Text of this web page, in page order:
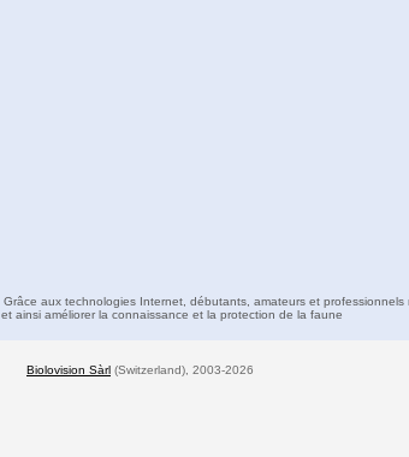
aux technologies Internet, débutants, amateurs et professionnels
ainsi améliorer la connaissance et la protection de la faune
Biolovision Sàrl (Switzerland), 2003-2026